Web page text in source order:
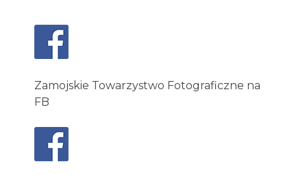
Zamojskie Towarzystwo Fotograficzne na
FB